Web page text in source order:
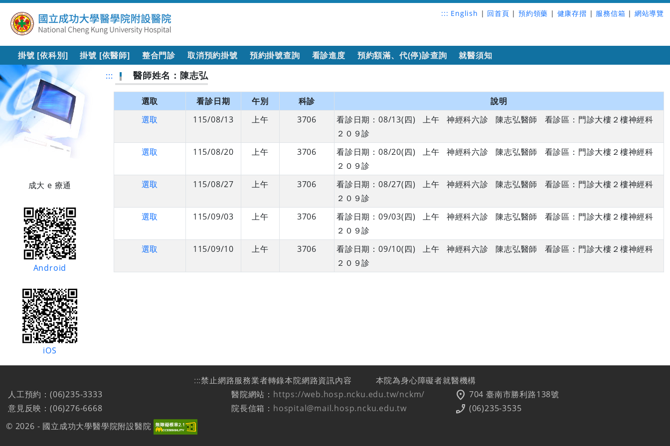
::: English | 回首頁 | 預約領藥 | 健康存摺 | 服務信箱 | 網站導覽
掛號 [依科別] 掛號 [依醫師] 整合門診 取消預約掛號 預約掛號查詢 看診進度 預約額滿、代(停)診查詢 就醫須知
成大 e 療通
Android
iOS
::: 醫師姓名：陳志弘
選取 看診日期 午別 科診
說明
選取
115/08/13 上午 3706
看診日期：08/13(四) 上午 神經科六診 陳志弘醫師 看診區：門診大樓２樓神經科
２０９診
選取
115/08/20 上午 3706
看診日期：08/20(四) 上午 神經科六診 陳志弘醫師 看診區：門診大樓２樓神經科
２０９診
選取
115/08/27 上午 3706
看診日期：08/27(四) 上午 神經科六診 陳志弘醫師 看診區：門診大樓２樓神經科
２０９診
選取
115/09/03 上午 3706
看診日期：09/03(四) 上午 神經科六診 陳志弘醫師 看診區：門診大樓２樓神經科
２０９診
選取
115/09/10 上午 3706
看診日期：09/10(四) 上午 神經科六診 陳志弘醫師 看診區：門診大樓２樓神經科
２０９診
:::禁止網路服務業者轉錄本院網路資訊內容
本院為身心障礙者就醫機構
人工預約：(06)235-3333
意見反映：(06)276-6668
醫院網站： https://web.hosp.ncku.edu.tw/nckm/
院長信箱： hospital@mail.hosp.ncku.edu.tw
location_on 704 臺南市勝利路138號
phone_enabled (06)235-3535
© 2026 - 國立成功大學醫學院附設醫院